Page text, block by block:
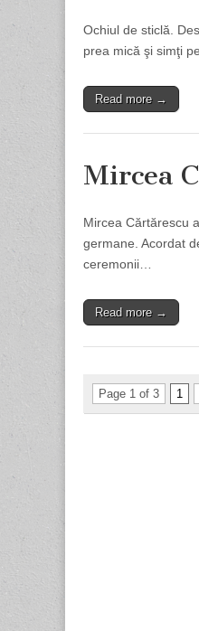
Ochiul de sticlă.
prea mică şi simţi
Read more →
Mircea
Mircea Cărtărescu
germane. Acordat
ceremonii…
Read more →
Page 1 of 3 1